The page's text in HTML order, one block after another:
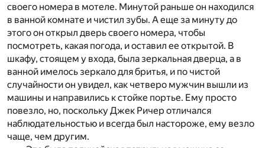
своего номера в мотеле. Минутой раньше он находился
в ванной комнате и чистил зубы. А еще за минуту до
этого он открыл дверь своего номера, чтобы
посмотреть, какая погода, и оставил ее открытой. В
шкафу, стоящем у входа, была зеркальная дверца, а в
ванной имелось зеркало для бритья, и по чистой
случайности он увидел, как четверо мужчин вышли из
машины и направились к стойке портье. Ему просто
повезло, но, поскольку Джек Ричер отличался
наблюдательностью и всегда был настороже, ему везло
чаще, чем другим.